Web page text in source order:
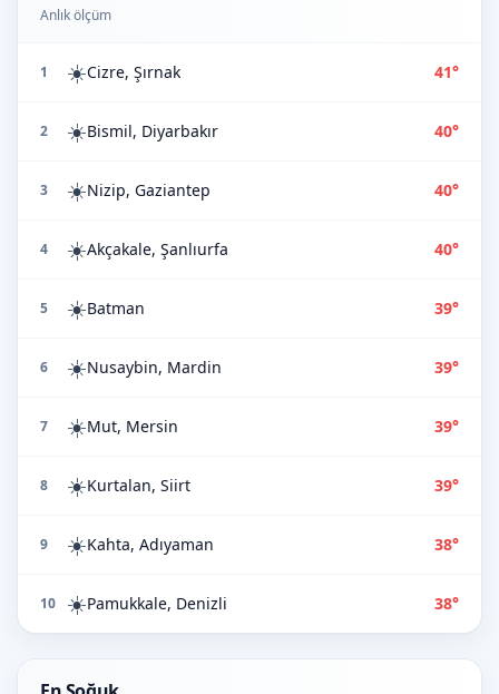
Anlık ölçüm
1 ☀️Cizre, Şırnak 41°
2 ☀️Bismil, Diyarbakır 40°
3 ☀️Nizip, Gaziantep 40°
4 ☀️Akçakale, Şanlıurfa 40°
5 ☀️Batman 39°
6 ☀️Nusaybin, Mardin 39°
7 ☀️Mut, Mersin 39°
8 ☀️Kurtalan, Siirt 39°
9 ☀️Kahta, Adıyaman 38°
10 ☀️Pamukkale, Denizli 38°